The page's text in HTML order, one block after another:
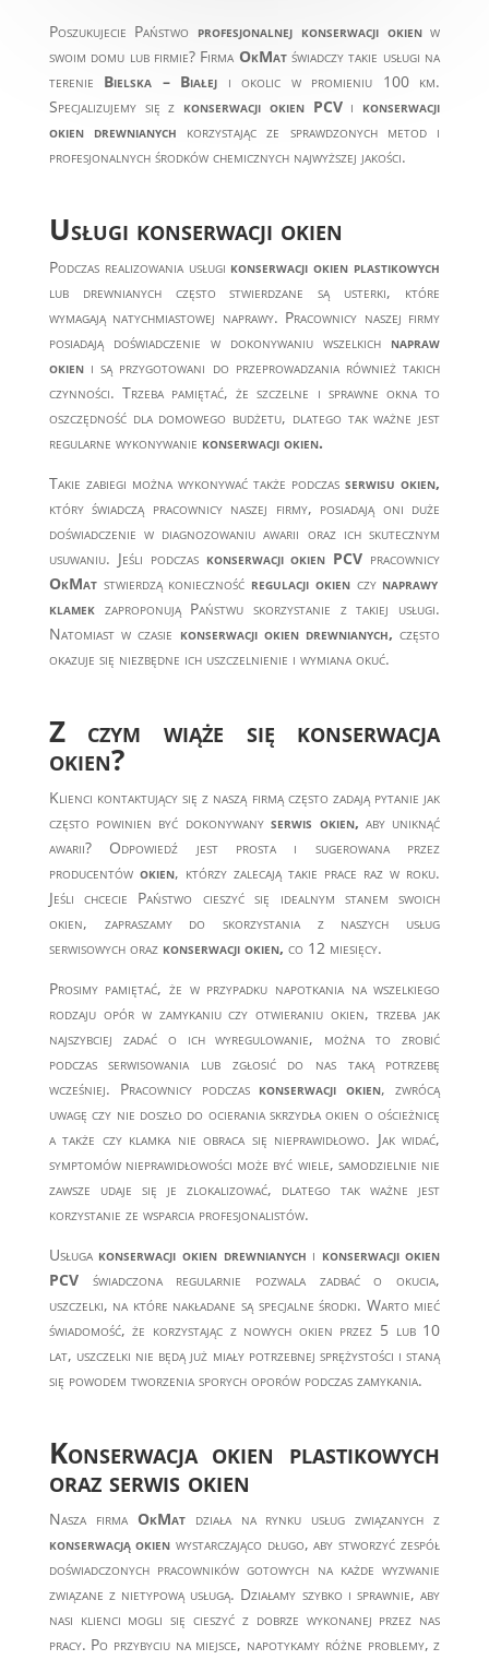
Poszukujecie Państwo profesjonalnej konserwacji okienw
swoim domu lub firmie? Firma OkMatświadczy takie usługi na
terenie Bielska – Białej i okolic w promieniu 100 km.
Specjalizujemy się z konserwacji okien PCVi konserwacji
okien drewnianych korzystając ze sprawdzonych metod i
profesjonalnych środków chemicznych najwyższej jakości.
Usługi konserwacji okien
Podczas realizowania usługi konserwacji okien plastikowych
lub drewnianych często stwierdzane są usterki, które
wymagają natychmiastowej naprawy. Pracownicy naszej firmy
posiadają doświadczenie w dokonywaniu wszelkich napraw
okieni są przygotowani do przeprowadzania również takich
czynności. Trzeba pamiętać, że szczelne i sprawne okna to
oszczędność dla domowego budżetu, dlatego tak ważne jest
regularne wykonywanie konserwacji okien.
Takie zabiegi można wykonywać także podczasserwisu okien,
który świadczą pracownicy naszej firmy, posiadają oni duże
doświadczenie w diagnozowaniu awarii oraz ich skutecznym
usuwaniu. Jeśli podczas konserwacji okien PCV pracownicy
OkMatstwierdzą konieczność regulacji okienczy naprawy
klamekzaproponują Państwu skorzystanie z takiej usługi.
Natomiast w czasie konserwacji okien drewnianych, często
okazuje się niezbędne ich uszczelnienie i wymiana okuć.
Z czym wiąże się konserwacja
okien?
Klienci kontaktujący się z naszą firmą często zadają pytanie jak
często powinien być dokonywanyserwis okien, aby uniknąć
awarii? Odpowiedź jest prosta i sugerowana przez
producentów okien, którzy zalecają takie prace raz w roku.
Jeśli chcecie Państwo cieszyć się idealnym stanem swoich
okien, zapraszamy do skorzystania z naszych usług
serwisowych oraz konserwacji okien, co 12 miesięcy.
Prosimy pamiętać, że w przypadku napotkania na wszelkiego
rodzaju opór w zamykaniu czy otwieraniu okien, trzeba jak
najszybciej zadać o ich wyregulowanie, można to zrobić
podczas serwisowania lub zgłosić do nas taką potrzebę
wcześniej. Pracownicy podczas konserwacji okien, zwrócą
uwagę czy nie doszło do ocierania skrzydła okien o ościeżnicę
a także czy klamka nie obraca się nieprawidłowo. Jak widać,
symptomów nieprawidłowości może być wiele, samodzielnie nie
zawsze udaje się je zlokalizować, dlatego tak ważne jest
korzystanie ze wsparcia profesjonalistów.
Usługa konserwacji okien drewnianych i konserwacji okien
PCVświadczona regularnie pozwala zadbać o okucia,
uszczelki, na które nakładane są specjalne środki. Warto mieć
świadomość, że korzystając z nowych okien przez 5 lub 10
lat, uszczelki nie będą już miały potrzebnej sprężystości i staną
się powodem tworzenia sporych oporów podczas zamykania.
Konserwacja okien plastikowych
oraz serwis okien
Nasza firma OkMatdziała na rynku usług związanych z
konserwacją okien wystarczająco długo, aby stworzyć zespół
doświadczonych pracowników gotowych na każde wyzwanie
związane z nietypową usługą. Działamy szybko i sprawnie, aby
nasi klienci mogli się cieszyć z dobrze wykonanej przez nas
pracy. Po przybyciu na miejsce, napotykamy różne problemy, z